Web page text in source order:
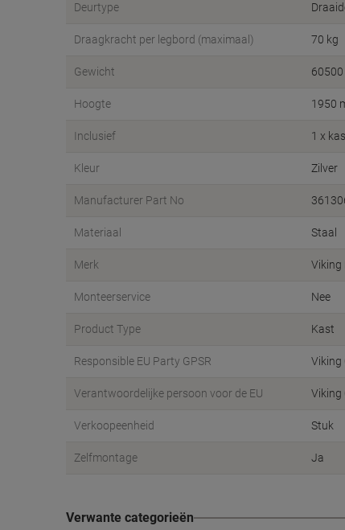
Deurtype
Draagkracht per legbord (maximaal) 70 kg
Gewicht 60500
Hoogte 1950
Inclusief 1 x
Kleur Zilver
Manufacturer Part No
Materiaal Staal
Merk Viking
Monteerservice Nee
Product Type Kast
Responsible EU Party GPSR Viking
Verantwoordelijke persoon voor de EU Viking
Verkoopeenheid Stuk
Zelfmontage Ja
Verwante categorieën